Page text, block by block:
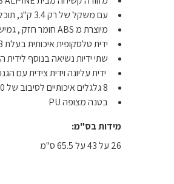
עם משקל של רק 3.4 ק"ג, תוכלו להתנייד בקלות ולארוז כל מה שתרצו ללא חשש של משקל יתר.
מיוצרת מ ABS חומר חזק , גמיש ועמיד במיוחד
ידית טלסקופית איכותית בעלת 3 שלבים להתאמה אישית
שתי ידיות נשיאה בנוסף לידית
ידית עליונה וידית צידית עם
8 גלגלים איכותיים לסיבוב של 360 מעלות
בטנה מצופה PU
מידות בס"מ:
26 על 43 על 65.5 ס"מ